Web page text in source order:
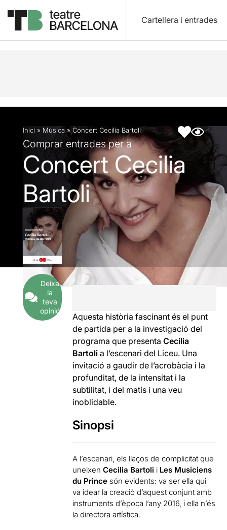
Cartellera i entrades
Descripció Fitxa artística
Inici » Música » Concert Cecilia Bartoli
Comprar entrades per a
Concert Cecilia
Bartoli
Deixa
la
teva
opinió
Aquesta història fascinant és el punt
de partida per a la investigació del
programa que presentaCecilia
Bartoli a l’escenari del Liceu. Una
invitació a gaudir de l’acrobàcia i la
profunditat, de la intensitat i la
subtilitat, i del matís i una veu
inoblidable.
Sinopsi
A l’escenari, els llaços de complicitat que
uneixenCecilia Bartoli i Les Musiciens
du Prince són evidents: va ser ella qui
va idear la creació d’aquest conjunt amb
instruments d’època l’any 2016, i ella n’és
la directora artística.